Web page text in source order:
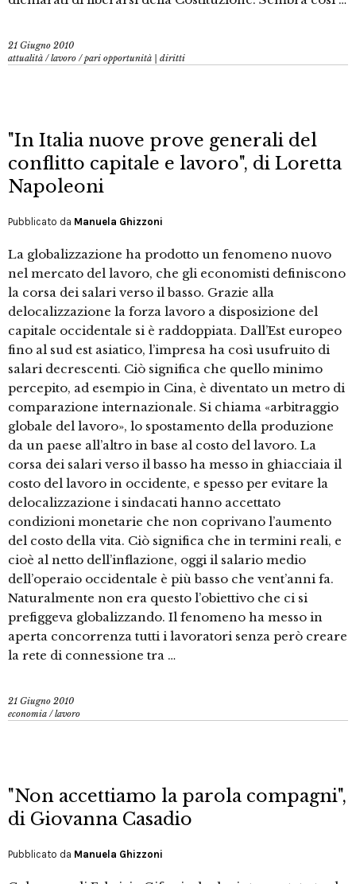
21 Giugno 2010
attualità /lavoro /pari opportunità | diritti
"In Italia nuove prove generali del
conflitto capitale e lavoro", di Loretta
Napoleoni
Pubblicato da Manuela Ghizzoni
La globalizzazione ha prodotto un fenomeno nuovo
nel mercato del lavoro, che gli economisti definiscono
la corsa dei salari verso il basso. Grazie alla
delocalizzazione la forza lavoro a disposizione del
capitale occidentale si è raddoppiata. Dall’Est europeo
fino al sud est asiatico, l’impresa ha così usufruito di
salari decrescenti. Ciò significa che quello minimo
percepito, ad esempio in Cina, è diventato un metro di
comparazione internazionale. Si chiama «arbitraggio
globale del lavoro», lo spostamento della produzione
da un paese all’altro in base al costo del lavoro. La
corsa dei salari verso il basso ha messo in ghiacciaia il
costo del lavoro in occidente, e spesso per evitare la
delocalizzazione i sindacati hanno accettato
condizioni monetarie che non coprivano l’aumento
del costo della vita. Ciò significa che in termini reali, e
cioè al netto dell’inflazione, oggi il salario medio
dell’operaio occidentale è più basso che vent’anni fa.
Naturalmente non era questo l’obiettivo che ci si
prefiggeva globalizzando. Il fenomeno ha messo in
aperta concorrenza tutti i lavoratori senza però creare
la rete di connessione tra …
21 Giugno 2010
economia /lavoro
"Non accettiamo la parola compagni",
di Giovanna Casadio
Pubblicato da Manuela Ghizzoni